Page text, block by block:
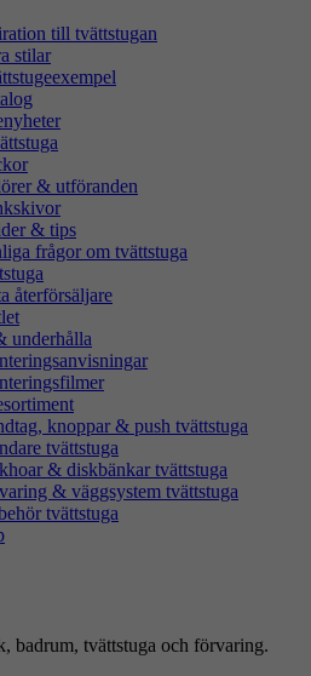
till tvättstugan
stilar
& utföranden
& tips
frågor om tvättstuga
återförsäljare
underhålla
knoppar & push tvättstuga
tvättstuga
& diskbänkar tvättstuga
& väggsystem tvättstuga
tvättstuga
badrum, tvättstuga och förvaring.